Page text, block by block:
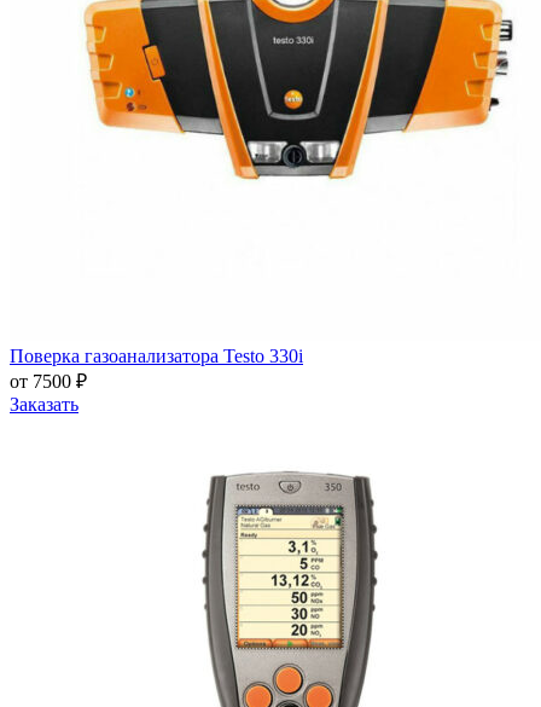
Поверка газоанализатора Testo 330i
от 7500 ₽
Заказать